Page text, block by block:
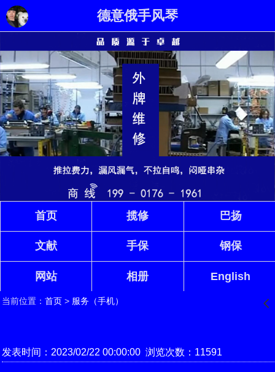
德意俄手风琴
首页 揽修 巴扬
文献 手保 钢保
网站 相册 English
当前位置： 首页> 服务（手机） 󰊒
发表时间：2023/02/22 00:00:00 浏览次数：11591